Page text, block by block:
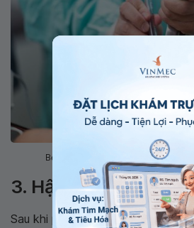
Bệnh nhân cần gây mê nội khí quản
3. Hậu phẫu thuật
Sau khi phẫu thuật xong, bệnh